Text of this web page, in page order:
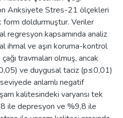
Anksiyete Stres-21 ölçekleri
doldurmuştur. Veriler
regresyon kapsamında analiz
ihmal ve aşırı koruma-kontrol
travmaları olmuş, ancak
ve duygusal taciz (p≤0,01)
anlamlı negatif
kalitesindeki varyansı tek
ile depresyon ve %9,8 ile